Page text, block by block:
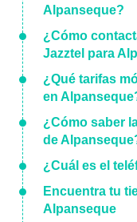
Alpanseque?
¿Cómo
Jazztel para
¿Qué tarifas
en
¿Cómo saber
de
¿Cuál es el
Encuentra tu
Alpanseque